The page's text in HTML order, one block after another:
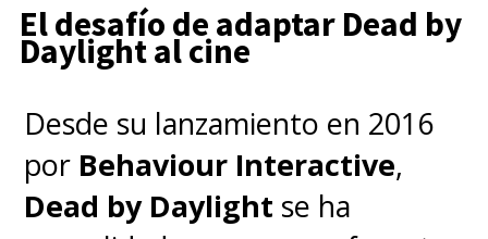
El desafío de adaptar Dead by
Daylight al cine
Desde su lanzamiento en 2016
por Behaviour Interactive,
Dead by Daylight se ha